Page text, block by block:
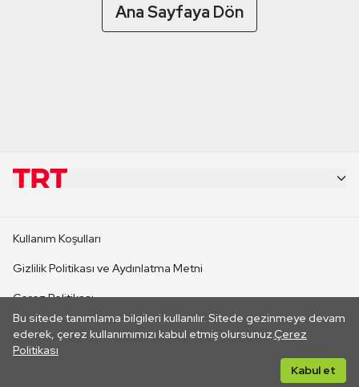
Ana Sayfaya Dön
Bu sitede tanımlama bilgileri kullanılır. Sitede gezinmeye devam
ederek, çerez kullanımımızı kabul etmiş olursunuz.Çerez
Politikası
Kabul et
CANLI YAYINLAR
Kullanım Koşulları
Gizlilik Politikası ve Aydınlatma Metni
Çerez Politikası
İletişim
Her hakkı saklıdır. ©2026 TRT. Bağlantı yoluyla gidilen dış